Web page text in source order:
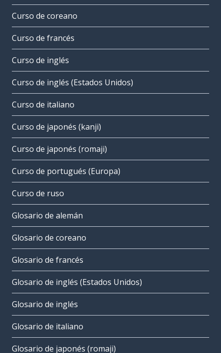
Curso de coreano
Curso de francés
Curso de inglés
Curso de inglés (Estados Unidos)
Curso de italiano
Curso de japonés (kanji)
Curso de japonés (romaji)
Curso de portugués (Europa)
Curso de ruso
Glosario de alemán
Glosario de coreano
Glosario de francés
Glosario de inglés (Estados Unidos)
Glosario de inglés
Glosario de italiano
Glosario de japonés (romaji)